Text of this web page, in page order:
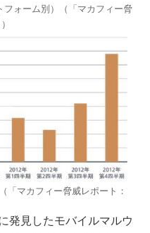
ォーム別）（「マカフィー脅
「マカフィー脅威レポート：
発見したモバイルマルウ